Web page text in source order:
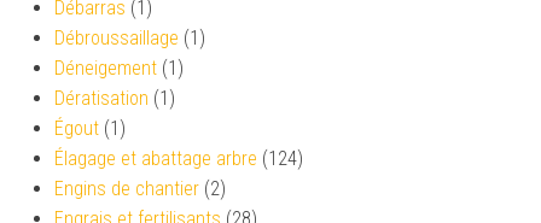
Débarras (1)
Débroussaillage (1)
Déneigement (1)
Dératisation (1)
Égout (1)
Élagage et abattage arbre (124)
Engins de chantier (2)